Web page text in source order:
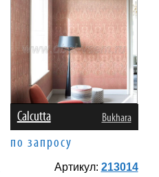
Calcutta Bukhara
по запросу
Артикул: 213014